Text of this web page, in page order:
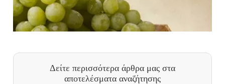
Δείτε περισσότερα άρθρα μας στα
αποτελέσματα αναζήτησης